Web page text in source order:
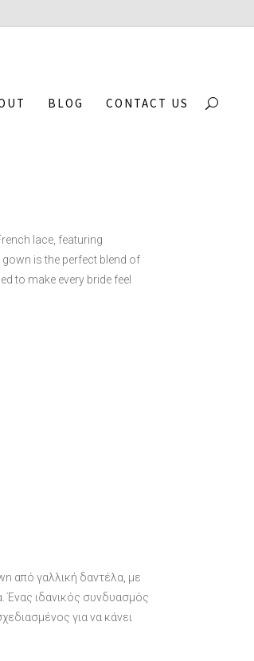
BLOG CONTACT US
lace, featuring
is the perfect blend of
to make every bride feel
από γαλλική δαντέλα, με
Ένας ιδανικός συνδυασμός
για να κάνει